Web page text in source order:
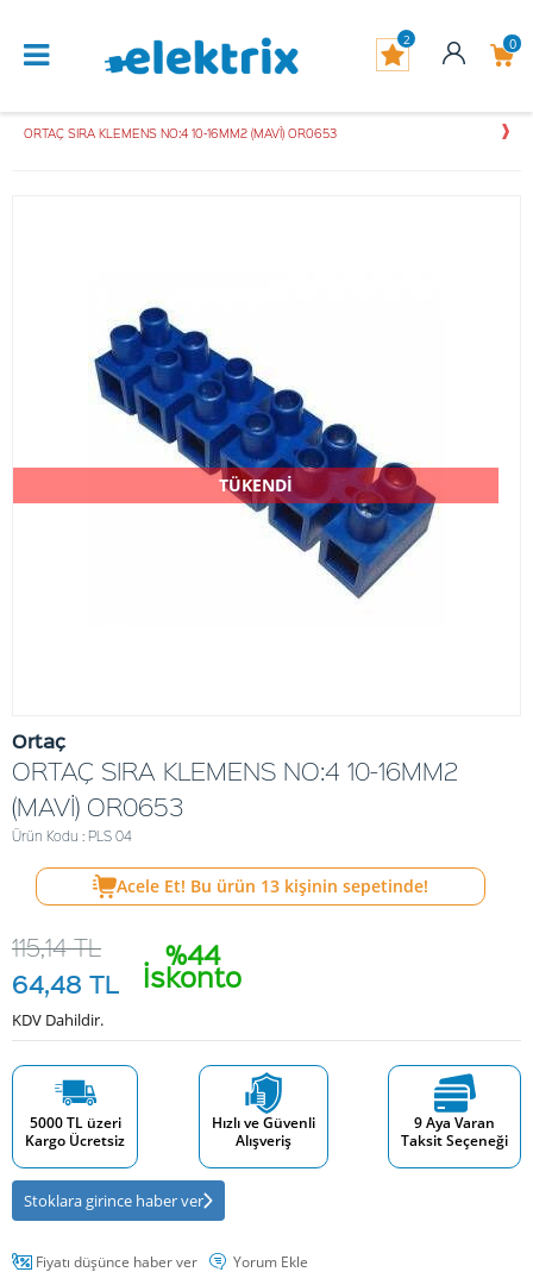
0
2
ORTAÇ SIRA KLEMENS NO:4 10-16MM2 (MAVİ) OR0653
TÜKENDİ
Ortaç
ORTAÇ SIRA KLEMENS NO:4 10-16MM2
(MAVİ) OR0653
Ürün Kodu : PLS 04
Acele Et! Bu ürün 13 kişinin sepetinde!
%44
İskonto
115,14TL
64,48 TL
KDV Dahildir.
5000 TL üzeri
Kargo Ücretsiz
Hızlı ve Güvenli
Alışveriş
9 Aya Varan
Taksit Seçeneği
Stoklara girince haber ver
Fiyatı düşünce haber ver Yorum Ekle